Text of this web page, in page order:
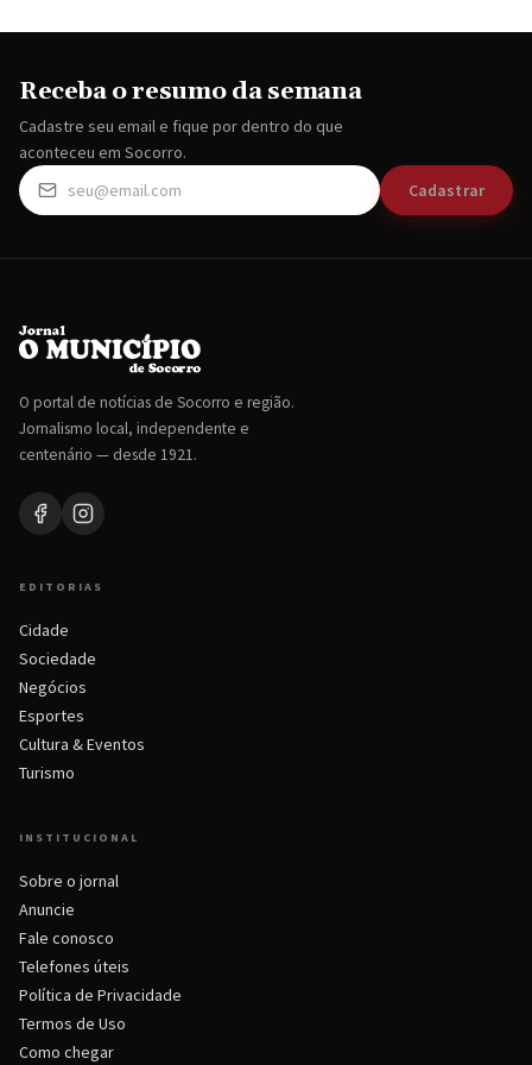
Receba o resumo da semana
Cadastre seu email e fique por dentro do que
aconteceu em Socorro.
Cadastrar
O portal de notícias de Socorro e região.
Jornalismo local, independente e
centenário — desde 1921.
EDITORIAS
Cidade
Sociedade
Negócios
Esportes
Cultura & Eventos
Turismo
INSTITUCIONAL
Sobre o jornal
Anuncie
Fale conosco
Telefones úteis
Política de Privacidade
Termos de Uso
Como chegar